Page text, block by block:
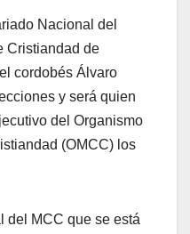
Nacional del
Cristiandad de
cordobés Álvaro
y será quien
del Organismo
(OMCC) los
del MCC que se está